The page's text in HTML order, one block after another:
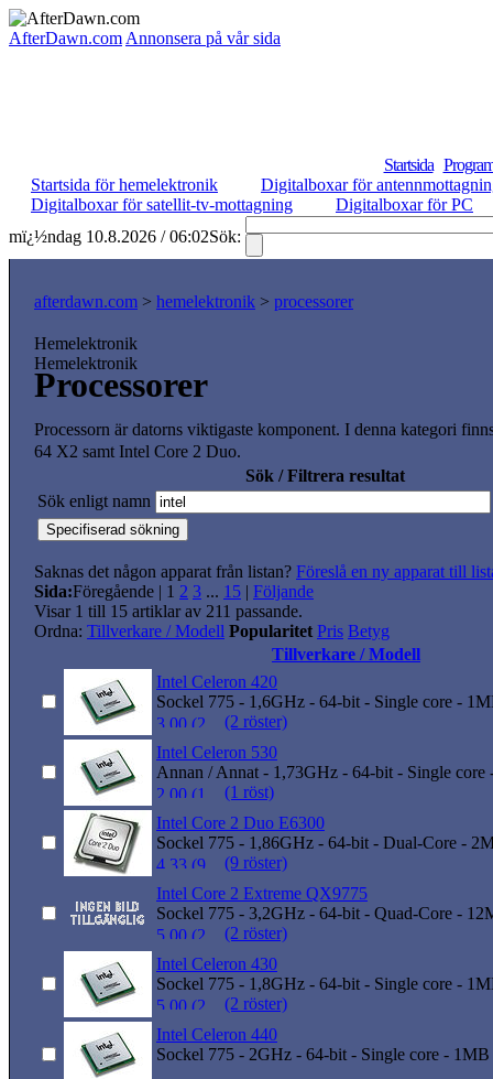
AfterDawn.com Annonsera på vår sida
Startsida
Startsida för hemelektronik
Digitalboxar för
Digitalboxar för satellit-tv-mottagning
Digitalboxar för PC
mï¿½ndag 10.8.2026 / 06:02Sök:
afterdawn.com > hemelektronik > processorer
Hemelektronik
Hemelektronik
Processorer
Processorn är datorns viktigaste komponent. I denna kategori
64 X2 samt Intel Core 2 Duo.
Sök / Filtrera resultat
Sök enligt namn
Saknas det någon apparat från listan? Föreslå en ny apparat till
Sida:Föregående | 1 2 3 ... 15 | Följande
Visar 1 till 15 artiklar av 211 passande.
Ordna: Tillverkare / Modell Popularitet Pris Betyg
Tillverkare / Modell
Intel Celeron 420
Sockel 775 - 1,6GHz - 64-bit - Single core -
(2 röster)
Intel Celeron 530
Annan / Annat - 1,73GHz - 64-bit - Single core
(1 röst)
Intel Core 2 Duo E6300
Sockel 775 - 1,86GHz - 64-bit - Dual-Core -
(9 röster)
Intel Core 2 Extreme QX9775
Sockel 775 - 3,2GHz - 64-bit - Quad-Core -
(2 röster)
Intel Celeron 430
Sockel 775 - 1,8GHz - 64-bit - Single core -
(2 röster)
Intel Celeron 440
Sockel 775 - 2GHz - 64-bit - Single core - 1MB